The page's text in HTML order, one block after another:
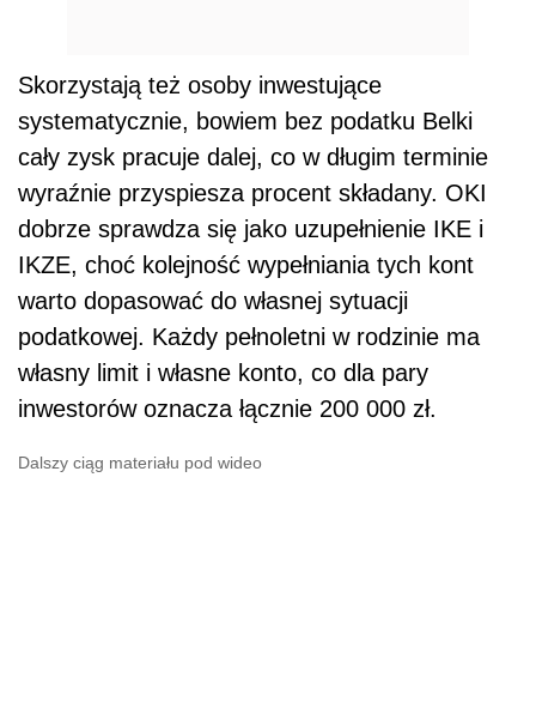
Skorzystają też osoby inwestujące
systematycznie, bowiem bez podatku Belki
cały zysk pracuje dalej, co w długim terminie
wyraźnie przyspiesza procent składany. OKI
dobrze sprawdza się jako uzupełnienie IKE i
IKZE, choć kolejność wypełniania tych kont
warto dopasować do własnej sytuacji
podatkowej. Każdy pełnoletni w rodzinie ma
własny limit i własne konto, co dla pary
inwestorów oznacza łącznie 200 000 zł.
Dalszy ciąg materiału pod wideo